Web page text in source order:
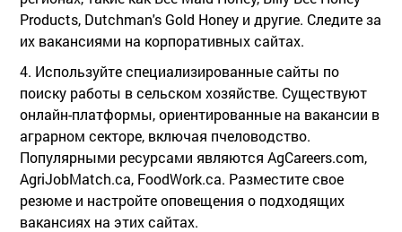
Products, Dutchman's Gold Honey и другие. Следите за
их вакансиями на корпоративных сайтах.
4. Используйте специализированные сайты по
поиску работы в сельском хозяйстве. Существуют
онлайн-платформы, ориентированные на вакансии в
аграрном секторе, включая пчеловодство.
Популярными ресурсами являются AgCareers.com,
AgriJobMatch.ca, FoodWork.ca. Разместите свое
резюме и настройте оповещения о подходящих
вакансиях на этих сайтах.